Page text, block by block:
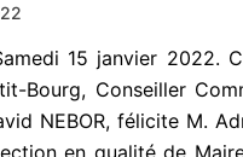
15 janvier 2022.
Bourg, Conseiller
NEBOR, félicite M.
en qualité de